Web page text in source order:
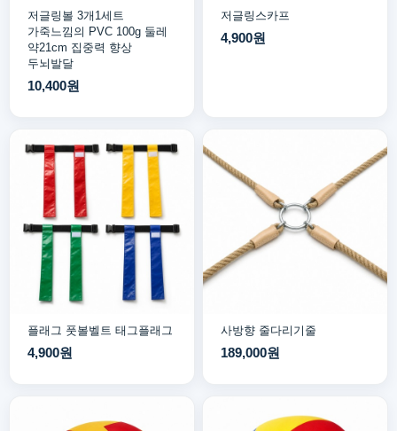
저글링볼 3개1세트
가죽느낌의 PVC 100g 둘레
약21cm 집중력 향상
두뇌발달
10,400원
저글링스카프
4,900원
플래그 풋볼벨트 태그플래그
4,900원
사방향 줄다리기줄
189,000원